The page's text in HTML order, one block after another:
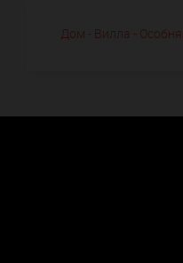
Дом - Вилла -